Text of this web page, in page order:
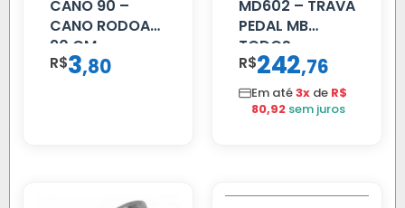
CANO 90 –
CANO RODOAR
90 CM
R$3,80
MD602 – TRAVA
PEDAL MB
TODOS
R$242,76
Em até3x de R$
80,92 sem juros